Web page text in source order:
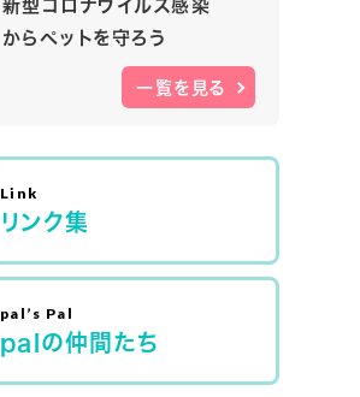
新型コロナウイルス感染
からペットを守ろう
一覧を見る
リンク集
palの仲間たち